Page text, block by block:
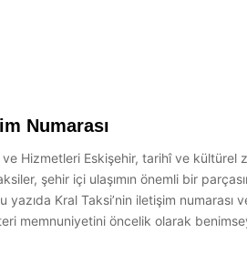
Numarası
ve Hizmetleri Eskişehir, tarihî ve
şehir içi ulaşımın önemli bir
yazıda Kral Taksi’nin iletişim
memnuniyetini öncelik olarak